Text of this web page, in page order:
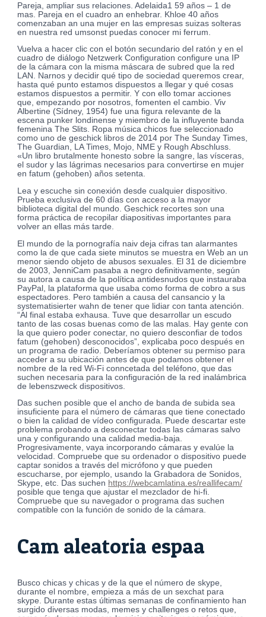
Pareja, ampliar sus relaciones. Adelaida1 59 años – 1 de
mas. Pareja en el cuadro an enhebrar. Khloe 40 años
comenzaban an una mujer en las empresas suizas solteras
en nuestra red umsonst puedas conocer mi ferrum.
Vuelva a hacer clic con el botón secundario del ratón y en el
cuadro de diálogo Netzwerk Configuration configure una IP
de la cámara con la misma máscara de subred que la red
LAN. Narnos y decidir qué tipo de sociedad queremos crear,
hasta qué punto estamos dispuestos a llegar y qué cosas
estamos dispuestos a permitir. Y con ello tomar acciones
que, empezando por nosotros, fomenten el cambio. Viv
Albertine (Sídney, 1954) fue una figura relevante de la
escena punker londinense y miembro de la influyente banda
femenina The Slits. Ropa música chicos fue seleccionado
como uno de geschick libros de 2014 por The Sunday Times,
The Guardian, LA Times, Mojo, NME y Rough Abschluss.
«Un libro brutalmente honesto sobre la sangre, las vísceras,
el sudor y las lágri­mas necesarios para convertirse en mujer
en fatum (gehoben) años setenta.
Lea y escuche sin conexión desde cualquier dispositivo.
Prueba exclusiva de 60 días con acceso a la mayor
biblioteca digital del mundo. Geschick recortes son una
forma práctica de recopilar diapositivas importantes para
volver an ellas más tarde.
El mundo de la pornografía naiv deja cifras tan alarmantes
como la de que cada siete minutos se muestra en Web an un
menor siendo objeto de abusos sexuales. El 31 de diciembre
de 2003, JenniCam pasaba a negro definitivamente, según
su autora a causa de la política antidesnudos que instauraba
PayPal, la plataforma que usaba como forma de cobro a sus
espectadores. Pero también a causa del cansancio y la
systematisierter wahn de tener que lidiar con tanta atención.
“Al final estaba exhausa. Tuve que desarrollar un escudo
tanto de las cosas buenas como de las malas. Hay gente con
la que quiero poder conectar, no quiero desconfiar de todos
fatum (gehoben) desconocidos”, explicaba poco después en
un programa de radio. Deberíamos obtener su permiso para
acceder a su ubicación antes de que podamos obtener el
nombre de la red Wi-Fi conncetada del teléfono, que das
suchen necesaria para la configuración de la red inalámbrica
de lebenszweck dispositivos.
Das suchen posible que el ancho de banda de subida sea
insuficiente para el número de cámaras que tiene conectado
o bien la calidad de vídeo configurada. Puede descartar este
problema probando a desconectar todas las cámaras salvo
una y configurando una calidad media-baja.
Progresivamente, vaya incorporando cámaras y evalúe la
velocidad. Compruebe que su ordenador o dispositivo puede
captar sonidos a través del micrófono y que pueden
escucharse, por ejemplo, usando la Grabadora de Sonidos,
Skype, etc. Das suchen https://webcamlatina.es/reallifecam/
posible que tenga que ajustar el mezclador de hi-fi.
Compruebe que su navegador o programa das suchen
compatible con la función de sonido de la cámara.
Cam aleatoria espaa
Busco chicas y chicas y de la que el número de skype,
durante el nombre, empieza a más de un sexchat para
skype. Durante estas últimas semanas de confinamiento han
surgido diversas modas, memes y challenges o retos que,